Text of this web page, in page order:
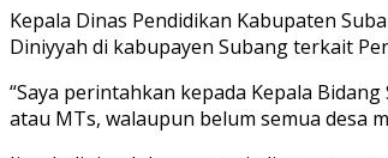
Kepala Dinas Pendidikan Kabupaten
Diniyyah di kabupayen Subang terkait
“Saya perintahkan kepada Kepala
atau MTs, walaupun belum semua desa